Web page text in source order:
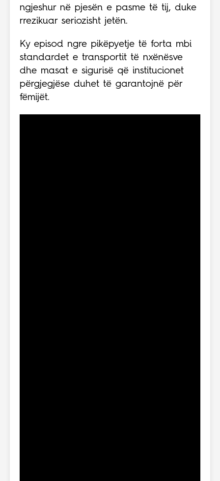
ngjeshur në pjesën e pasme të tij, duke
rrezikuar seriozisht jetën.
Ky episod ngre pikëpyetje të forta mbi
standardet e transportit të nxënësve
dhe masat e sigurisë që institucionet
përgjegjëse duhet të garantojnë për
fëmijët.